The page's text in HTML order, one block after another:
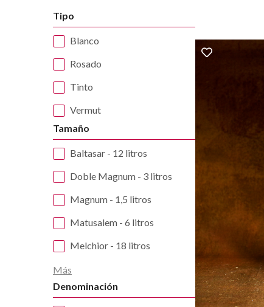
Tipo
Blanco
Rosado
Tinto
Vermut
Tamaño
Baltasar - 12 litros
Doble Magnum - 3 litros
Magnum - 1,5 litros
Matusalem - 6 litros
Melchior - 18 litros
Más
Denominación